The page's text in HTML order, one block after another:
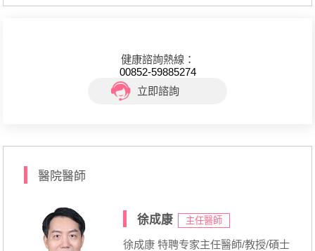
健康諮詢熱線：
00852-59885274
立即諮詢
醫院醫師
徐成康 主任醫師
徐成康 特聘专家主任醫師/教授/碩士